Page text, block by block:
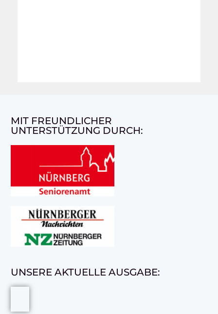
MIT FREUNDLICHER
UNTERSTÜTZUNG DURCH:
UNSERE AKTUELLE AUSGABE: